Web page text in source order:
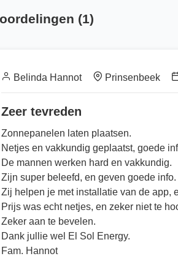
(1)
Belinda Hannot Prinsenbeek
Zeer tevreden
Zonnepanelen laten plaatsen.
Netjes en vakkundig geplaatst, goede
De mannen werken hard en vakkundig.
Zijn super beleefd, en geven goede info.
Zij helpen je met installatie van de app,
Prijs was echt netjes, en zeker niet te
Zeker aan te bevelen.
Dank jullie wel El Sol Energy.
Fam. Hannot